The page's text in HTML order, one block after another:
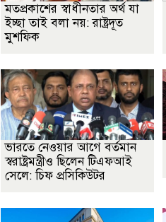
মতপ্রকাশের স্বাধীনতার অর্থ যা
ইচ্ছা তাই বলা নয়: রাষ্ট্রদূত
মুশফিক
ভারতে নেওয়ার আগে বর্তমান
স্বরাষ্ট্রমন্ত্রীও ছিলেন টিএফআই
সেলে: চিফ প্রসিকিউটর